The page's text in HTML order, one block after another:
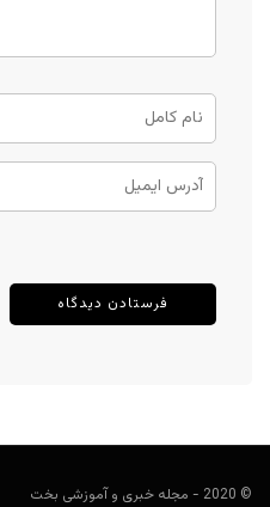
© 2020 - مجله خبری و آموزشی بخت